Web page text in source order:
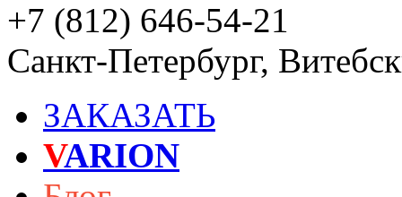
+7 (812) 646-54-21
Санкт-Петербург,
ЗАКАЗАТЬ
VARION